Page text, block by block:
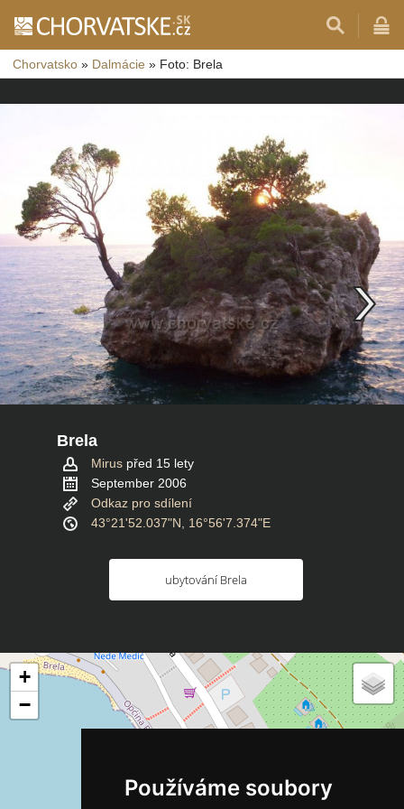
Používáme soubory
Chorvatsko » Dalmácie » Foto: Brela
Brela
Mirus před 15 lety
September 2006
Odkaz pro sdílení
43°21'52.037"N, 16°56'7.374"E
ubytování Brela
+
−